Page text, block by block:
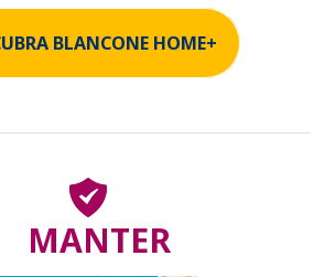
BLANCONE HOME+
MANTER